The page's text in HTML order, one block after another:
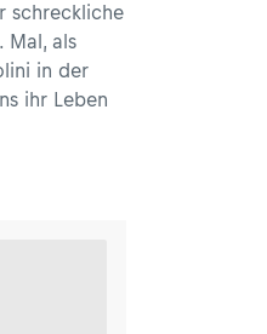
schreckliche
Mal, als
in der
ihr Leben